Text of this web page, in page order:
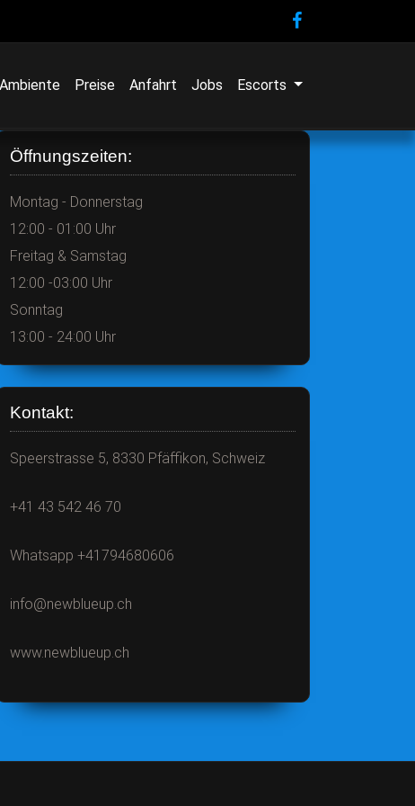
Ambiente Preise Anfahrt Jobs Escorts
Öffnungszeiten:
Montag - Donnerstag
12:00 - 01:00 Uhr
Freitag & Samstag
12:00 -03:00 Uhr
Sonntag
13:00 - 24:00 Uhr
Kontakt:
Speerstrasse 5, 8330 Pfäffikon, Schweiz
+41 43 542 46 70
Whatsapp +41794680606
info@newblueup.ch
www.newblueup.ch